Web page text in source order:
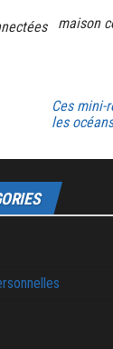
maison
Ces mini-
les